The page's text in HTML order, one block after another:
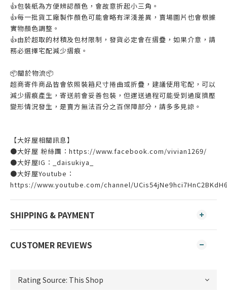
👍️包裝紙為方便辨認顏色，會故意折起小三角。
👍️每一批貨工廠製作顏色可能會略有深淺差異，賣場圖片也會根據
實物顏色調整。
👍️由於超取的材積及包材限制，發貨必定會在摺疊，如果介意，請
務必選擇宅配減少摺痕。
📦️關於物流📦️
超商寄件商品皆會依照裝箱尺寸捲曲或折疊，建議使用宅配，可以
減少摺痕產生，寄送前會妥善包裝，但運送過程可能受到過度擠壓
變形情況發生，是賣方無法百分之百保障部分，請多多見諒。
【大好屋相關訊息】
●大好屋 粉絲團：https://www.facebook.com/vivian1269/
●大好屋IG：_daisukiya_
●大好屋Youtube：
https://www.youtube.com/channel/
SHIPPING & PAYMENT
CUSTOMER REVIEWS